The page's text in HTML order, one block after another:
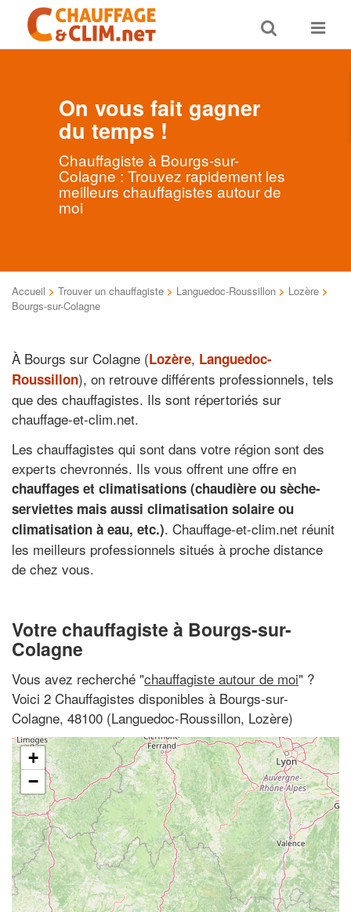
Toggle
search
Toggle
On vous fait gagner
du temps !
Chauffagiste à Bourgs-sur-
Colagne : Trouvez rapidement les
meilleurs chauffagistes autour de
moi
Accueil > Trouver un chauffagiste > Languedoc-Roussillon > Lozère >
Bourgs-sur-Colagne
À Bourgs sur Colagne (Lozère, Languedoc-
Roussillon), on retrouve différents professionnels, tels
que des chauffagistes. Ils sont répertoriés sur
chauffage-et-clim.net.
Les chauffagistes qui sont dans votre région sont des
experts chevronnés. Ils vous offrent une offre en
chauffages et climatisations (chaudière ou sèche-
serviettes mais aussi climatisation solaire ou
climatisation à eau, etc.). Chauffage-et-clim.net réunit
les meilleurs professionnels situés à proche distance
de chez vous.
Votre chauffagiste à Bourgs-sur-
Colagne
Vous avez recherché "chauffagiste autour de moi" ?
Voici 2 Chauffagistes disponibles à Bourgs-sur-
Colagne, 48100 (Languedoc-Roussillon, Lozère)
+
−